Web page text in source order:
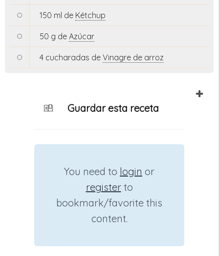
150 ml de Kétchup
50 g de Azúcar
4 cucharadas de Vinagre de arroz
Guardar esta receta
You need to login or
registerto
bookmark/favorite this
content.